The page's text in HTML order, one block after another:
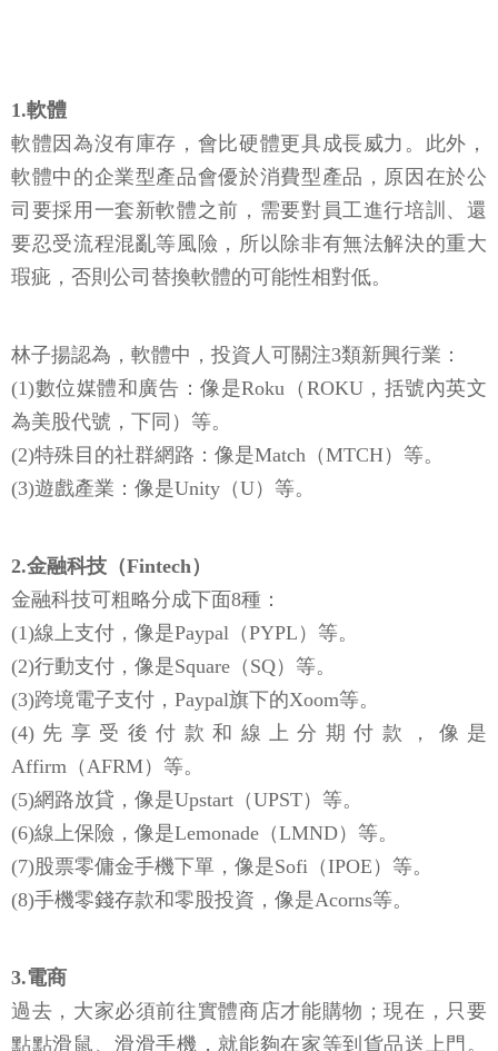
1.軟體
軟體因為沒有庫存，會比硬體更具成長威力。此外，
軟體中的企業型產品會優於消費型產品，原因在於公
司要採用一套新軟體之前，需要對員工進行培訓、還
要忍受流程混亂等風險，所以除非有無法解決的重大
瑕疵，否則公司替換軟體的可能性相對低。
林子揚認為，軟體中，投資人可關注3類新興行業：
(1)數位媒體和廣告：像是Roku（ROKU，括號內英文
為美股代號，下同）等。
(2)特殊目的社群網路：像是Match（MTCH）等。
(3)遊戲產業：像是Unity（U）等。
2.金融科技（Fintech）
金融科技可粗略分成下面8種：
(1)線上支付，像是Paypal（PYPL）等。
(2)行動支付，像是Square（SQ）等。
(3)跨境電子支付，Paypal旗下的Xoom等。
(4)先享受後付款和線上分期付款，像是
Affirm（AFRM）等。
(5)網路放貸，像是Upstart（UPST）等。
(6)線上保險，像是Lemonade（LMND）等。
(7)股票零傭金手機下單，像是Sofi（IPOE）等。
(8)手機零錢存款和零股投資，像是Acorns等。
3.電商
過去，大家必須前往實體商店才能購物；現在，只要
點點滑鼠、滑滑手機，就能夠在家等到貨品送上門。